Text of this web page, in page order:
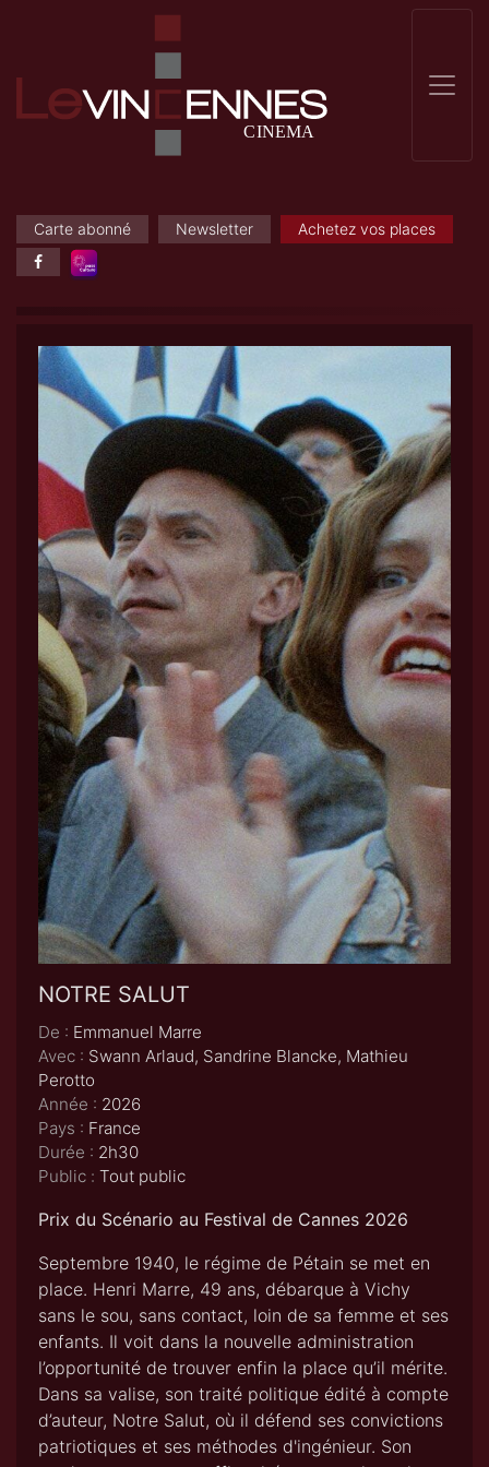
Carte abonné Newsletter Achetez vos places
NOTRE SALUT
De : Emmanuel Marre
Avec : Swann Arlaud, Sandrine Blancke, Mathieu
Perotto
Année : 2026
Pays : France
Durée : 2h30
Public : Tout public
Prix du Scénario au Festival de Cannes 2026
Septembre 1940, le régime de Pétain se met en
place. Henri Marre, 49 ans, débarque à Vichy
sans le sou, sans contact, loin de sa femme et ses
enfants. Il voit dans la nouvelle administration
l’opportunité de trouver enfin la place qu’il mérite.
Dans sa valise, son traité politique édité à compte
d’auteur, Notre Salut, où il défend ses convictions
patriotiques et ses méthodes d'ingénieur. Son